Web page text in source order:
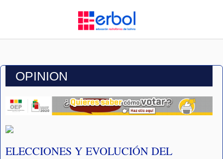
OPINION
ELECCIONES Y EVOLUCIÓN DEL